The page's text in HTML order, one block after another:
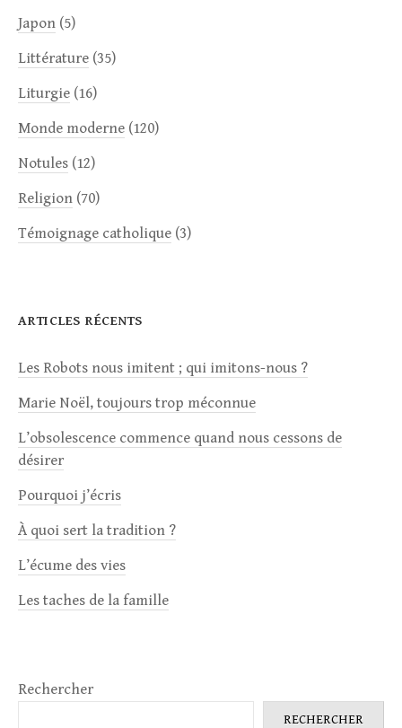
Japon (5)
Littérature (35)
Liturgie (16)
Monde moderne (120)
Notules (12)
Religion (70)
Témoignage catholique (3)
ARTICLES RÉCENTS
Les Robots nous imitent ; qui imitons-nous ?
Marie Noël, toujours trop méconnue
L’obsolescence commence quand nous cessons de
désirer
Pourquoi j’écris
À quoi sert la tradition ?
L’écume des vies
Les taches de la famille
Rechercher
RECHERCHER